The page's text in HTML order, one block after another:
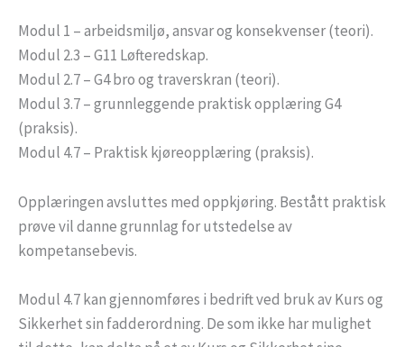
Modul 1 – arbeidsmiljø, ansvar og konsekvenser (teori).
Modul 2.3 – G11 Løfteredskap.
Modul 2.7 – G4 bro og traverskran (teori).
Modul 3.7 – grunnleggende praktisk opplæring G4
(praksis).
Modul 4.7 – Praktisk kjøreopplæring (praksis).
Opplæringen avsluttes med oppkjøring. Bestått praktisk
prøve vil danne grunnlag for utstedelse av
kompetansebevis.
Modul 4.7 kan gjennomføres i bedrift ved bruk av Kurs og
Sikkerhet sin fadderordning. De som ikke har mulighet